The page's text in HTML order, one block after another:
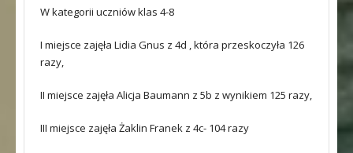
W kategorii uczniów klas 4-8
I miejsce zajęła Lidia Gnus z 4d , która przeskoczyła 126
razy,
II miejsce zajęła Alicja Baumann z 5b z wynikiem 125 razy,
III miejsce zajęła Żaklin Franek z 4c- 104 razy